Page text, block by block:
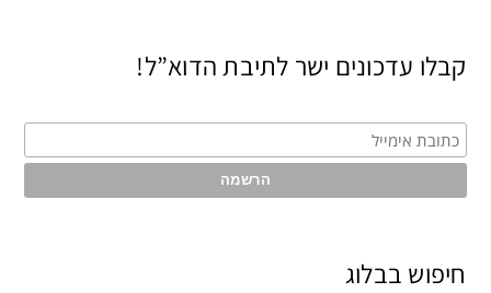
קבלו עדכונים ישר לתיבת הדוא”ל!
חיפוש בבלוג